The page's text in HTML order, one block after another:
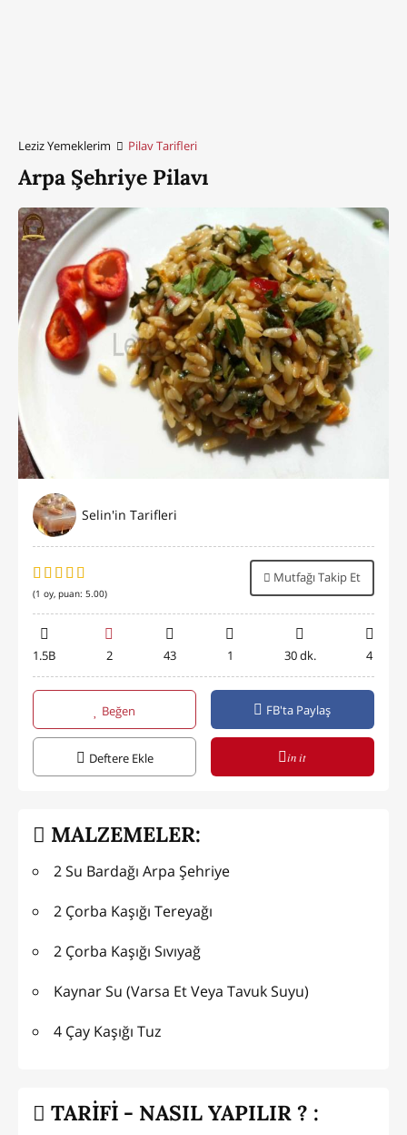
Leziz Yemeklerim Pilav Tarifleri
Arpa Şehriye Pilavı
Selin'in Tarifleri
(1 oy, puan: 5.00)
Mutfağı Takip Et
1.5B 2 43 1 30 dk. 4
Beğen FB'ta Paylaş
Deftere Ekle in it
MALZEMELER:
2 Su Bardağı Arpa Şehriye
2 Çorba Kaşığı Tereyağı
2 Çorba Kaşığı Sıvıyağ
Kaynar Su (Varsa Et Veya Tavuk Suyu)
4 Çay Kaşığı Tuz
TARİFİ - NASIL YAPILIR ? :